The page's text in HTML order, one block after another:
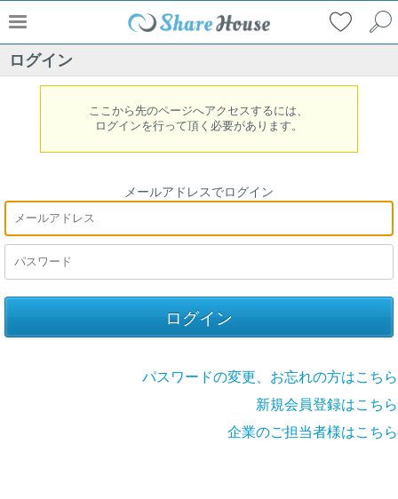
ログイン
ここから先のページへアクセスするには、
ログインを行って頂く必要があります。
メールアドレスでログイン
パスワードの変更、お忘れの方はこちら
新規会員登録はこちら
企業のご担当者様はこちら